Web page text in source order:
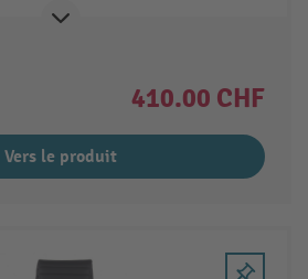
410.00 CHF
Vers le produit